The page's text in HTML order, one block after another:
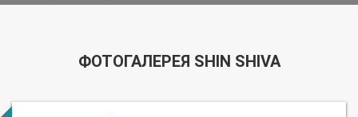
ФОТОГАЛЕРЕЯ SHIN SHIVA